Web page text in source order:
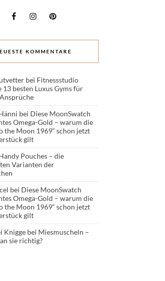
KOMMENTARE
bei Fitnessstudio
13 besten Luxus Gyms für
bei Diese MoonSwatch
Omega-Gold – warum die
the Moon 1969“ schon jetzt
gilt
Pouches – die
Varianten der
bei Diese MoonSwatch
Omega-Gold – warum die
the Moon 1969“ schon jetzt
gilt
Knigge bei Miesmuscheln –
sie richtig?